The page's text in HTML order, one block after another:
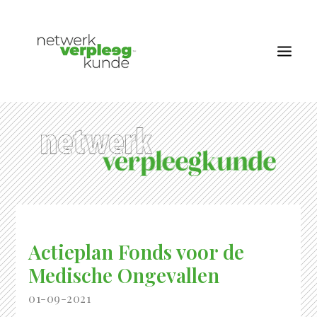
OVER NETWERK VERPLEEGKUNDE
NIEUWS
RUBRIEKEN
EDITIES
LID WORDEN
CONTACT
Actieplan Fonds voor de
Medische Ongevallen
01-09-2021